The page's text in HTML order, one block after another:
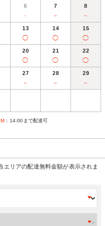
6
－
7
－
8
－
13
◯
14
◯
15
◯
20
◯
21
◯
22
◯
27
－
28
－
29
－
：14:00まで配達可
リアの配達無料金額が表示されま